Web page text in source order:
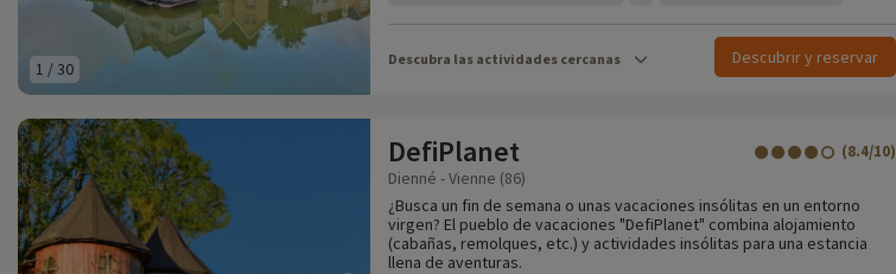
1 /30 Descubra las actividades cercanas Descubrir y reservar
DefiPlanet (8.4/10)
Dienné - Vienne (86)
¿Busca un fin de semana o unas vacaciones insólitas en un entorno
virgen? El pueblo de vacaciones "DefiPlanet" combina alojamiento
(cabañas, remolques, etc.) y actividades insólitas para una estancia
llena de aventuras.